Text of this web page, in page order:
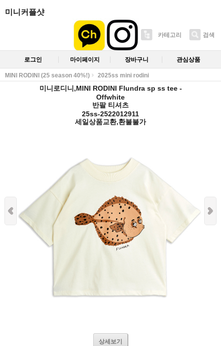
미니커플샷
카테고리 검색
로그인 마이페이지 장바구니 관심상품
MINI RODINI (25 season 40%!) 2025ss mini rodini
미니로디니,MINI RODINI Flundra sp ss tee -
Offwhite
반팔 티셔츠
25ss-2522012911
세일상품교환,환불불가
상세보기